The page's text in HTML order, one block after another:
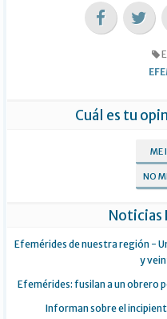
Cuál es tu
ME
NO
Noticias
Efemérides de nuestra región -
y
Efemérides: fusilan a un obrero
Informan sobre el